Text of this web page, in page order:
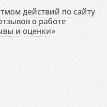
действий по сайту
о работе
и оценки»